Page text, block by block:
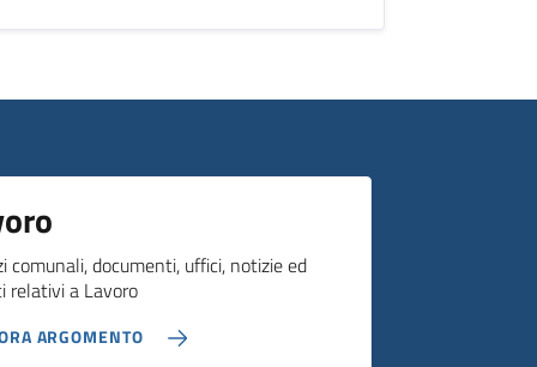
comunali, documenti, uffici, notizie ed
relativi a Lavoro
ARGOMENTO